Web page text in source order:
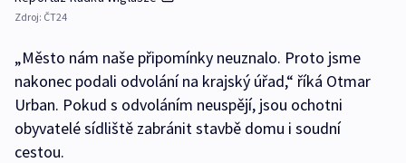
Zdroj: ČT24
„Město nám naše připomínky neuznalo. Proto jsme
nakonec podali odvolání na krajský úřad,“ říká Otmar
Urban. Pokud s odvoláním neuspějí, jsou ochotni
obyvatelé sídliště zabránit stavbě domu i soudní
cestou.